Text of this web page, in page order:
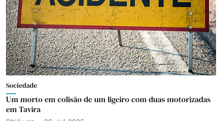
Sociedade
Um morto em colisão de um ligeiro com duas motorizadas
em Tavira